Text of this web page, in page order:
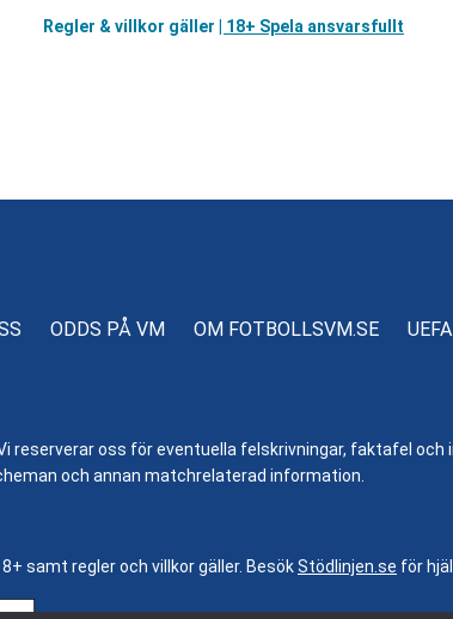
Regler & villkor gäller | 18+ Spela ansvarsfullt
ODDS PÅ VM OM FOTBOLLSVM.SE
reserverar oss för eventuella felskrivningar, faktafel
och annan matchrelaterad information.
samt regler och villkor gäller. BesökStödlinjen.se för